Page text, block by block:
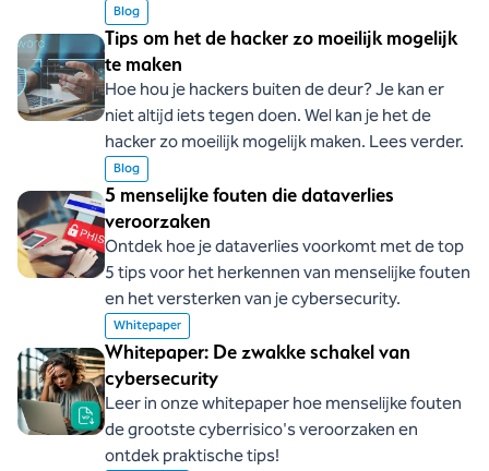
Blog
Tips om het de hacker zo moeilijk mogelijk
te maken
Hoe hou je hackers buiten de deur? Je kan er
niet altijd iets tegen doen. Wel kan je het de
hacker zo moeilijk mogelijk maken. Lees verder.
Blog
5 menselijke fouten die dataverlies
veroorzaken
Ontdek hoe je dataverlies voorkomt met de top
5 tips voor het herkennen van menselijke fouten
en het versterken van je cybersecurity.
Whitepaper
Whitepaper: De zwakke schakel van
cybersecurity
Leer in onze whitepaper hoe menselijke fouten
de grootste cyberrisico's veroorzaken en
ontdek praktische tips!